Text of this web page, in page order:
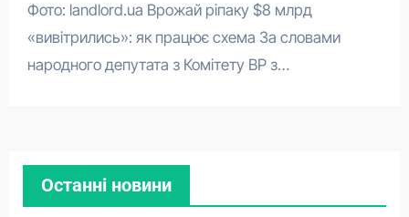
Фото: landlord.ua Врожай ріпаку $8 млрд
«вивітрились»: як працює схема За словами
народного депутата з Комітету ВР з…
Останні новини